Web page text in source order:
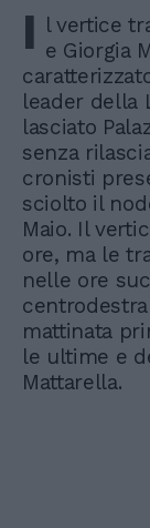
I l vertice
e Giorgia
leader della
lasciato
senza
cronisti
sciolto il
Maio. Il
ore, ma le
nelle ore
mattinata
le ultime e
Mattarella.